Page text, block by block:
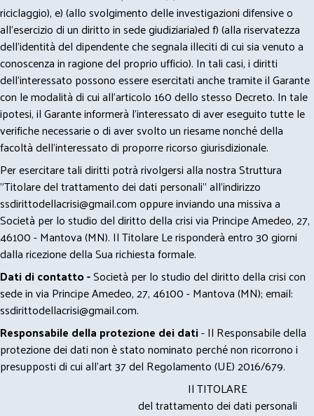
riciclaggio), e) (allo svolgimento delle investigazioni difensive o
all’esercizio di un diritto in sede giudiziaria)ed f) (alla riservatezza
dell’identità del dipendente che segnala illeciti di cui sia venuto a
conoscenza in ragione del proprio ufficio). In tali casi, i diritti
dell’interessato possono essere esercitati anche tramite il Garante
con le modalità di cui all’articolo 160 dello stesso Decreto. In tale
ipotesi, il Garante informerà l’interessato di aver eseguito tutte le
verifiche necessarie o di aver svolto un riesame nonché della
facoltà dell’interessato di proporre ricorso giurisdizionale.
Per esercitare tali diritti potrà rivolgersi alla nostra Struttura
"Titolare del trattamento dei dati personali" all'indirizzo
ssdirittodellacrisi@gmail.comoppure inviando una missiva a
Società per lo studio del diritto della crisi via Principe Amedeo, 27,
46100 - Mantova (MN). Il Titolare Le risponderà entro 30 giorni
dalla ricezione della Sua richiesta formale.
Dati di contatto -Società per lo studio del diritto della crisi con
sede in via Principe Amedeo, 27, 46100 - Mantova (MN); email:
ssdirittodellacrisi@gmail.com.
Responsabile della protezione dei dati- Il Responsabile della
protezione dei dati non è stato nominato perché non ricorrono i
presupposti di cui all’art 37 del Regolamento (UE) 2016/679.
Il TITOLARE
del trattamento dei dati personali